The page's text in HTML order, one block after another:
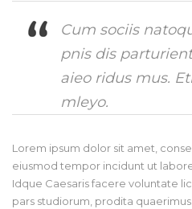
Cum sociis
pnis dis
aieo ridus mus.
mleyo.
Lorem ipsum dolor sit amet,
eiusmod tempor incidunt ut
Idque Caesaris facere voluntate
pars studiorum, prodita